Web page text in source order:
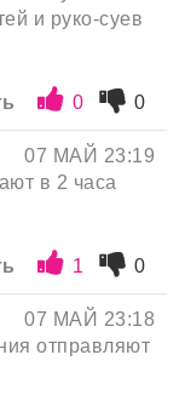
и руко-суев
0 0
07 МАЙ 23:19
в 2 часа
1 0
07 МАЙ 23:18
отправляют